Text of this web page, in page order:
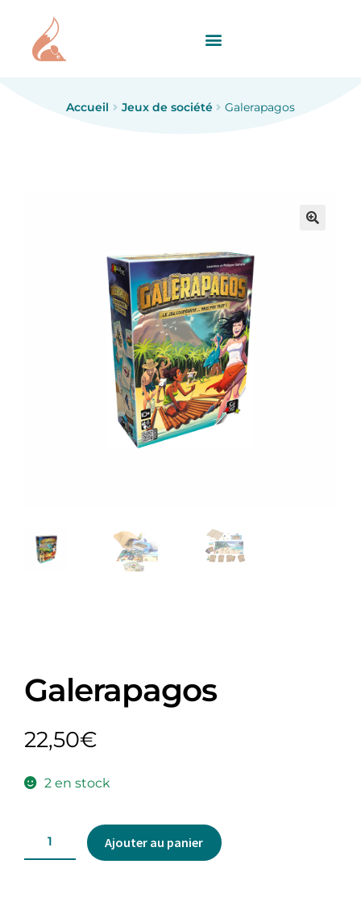
Accueil Jeux de société Galerapagos
Galerapagos
22,50€
2 en stock
Ajouter au panier